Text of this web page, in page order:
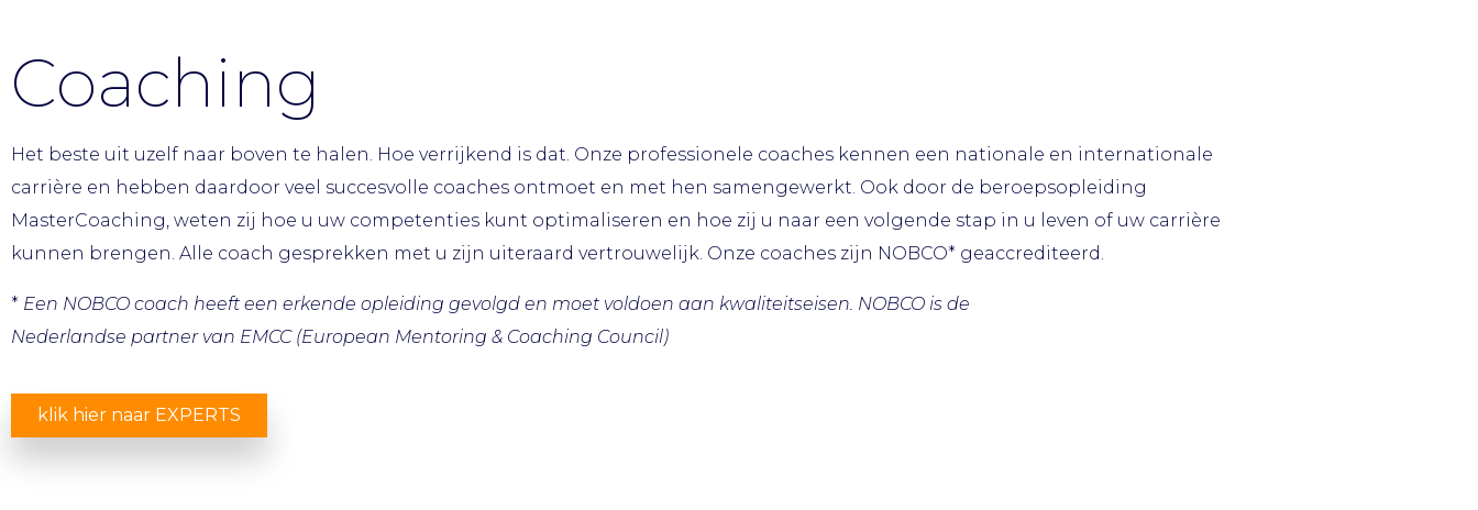
Coaching
Het beste uit uzelf naar boven te halen. Hoe verrijkend is dat. Onze professionele coaches kennen een nationale en internationale
carrière en hebben daardoor veel succesvolle coaches ontmoet en met hen samengewerkt. Ook door de beroepsopleiding
MasterCoaching, weten zij hoe u uw competenties kunt optimaliseren en hoe zij u naar een volgende stap in u leven of uw carrière
kunnen brengen. Alle coach gesprekken met u zijn uiteraard vertrouwelijk. Onze coaches zijn NOBCO* geaccrediteerd.
* Een NOBCO coach heeft een erkende opleiding gevolgd en moet voldoen aan kwaliteitseisen. NOBCO is de
Nederlandse partner van EMCC (European Mentoring & Coaching Council)
klik hier naar EXPERTS